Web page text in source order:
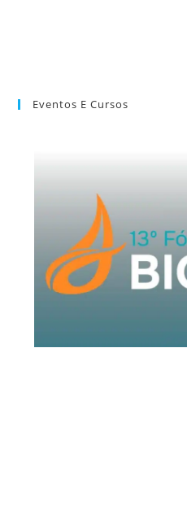
Eventos E Cursos